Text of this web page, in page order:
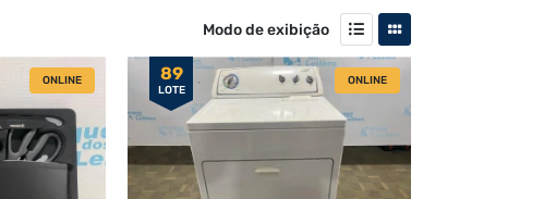
Modo de exibição
ONLINE 89
LOTE
ONLINE